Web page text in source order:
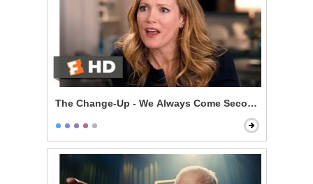
The Change-Up - We Always Come Second